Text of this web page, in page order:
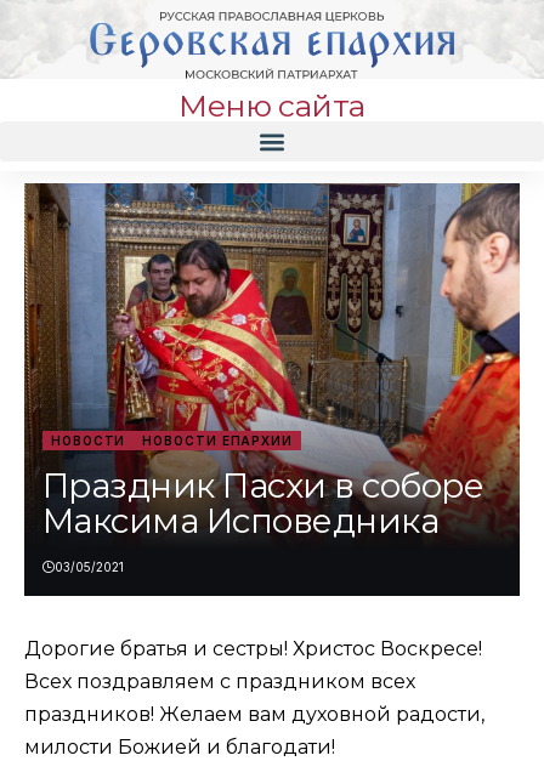
Меню сайта
НОВОСТИ НОВОСТИ ЕПАРХИИ
Праздник Пасхи в соборе
Максима Исповедника
03/05/2021
Дорогие братья и сестры! Христос Воскресе!
Всех поздравляем с праздником всех
праздников! Желаем вам духовной радости,
милости Божией и благодати!